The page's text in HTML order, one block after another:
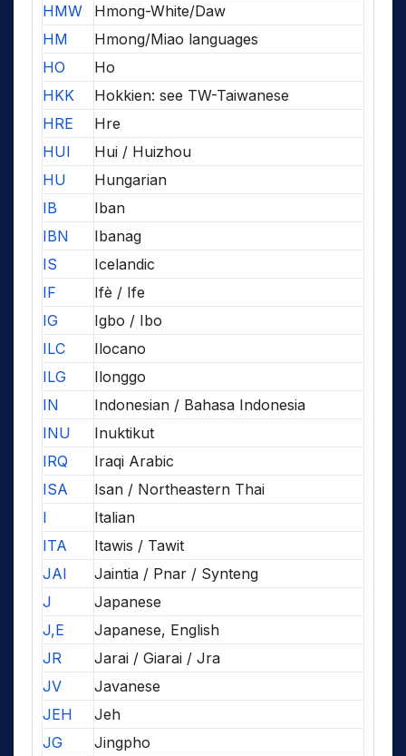
HMW
Hmong-White/Daw
HM
Hmong/Miao languages
HO
Ho
HKK
Hokkien: see TW-Taiwanese
HRE
Hre
HUI
Hui / Huizhou
HU
Hungarian
IB
Iban
IBN
Ibanag
IS
Icelandic
IF
Ifè / Ife
IG
Igbo / Ibo
ILC
Ilocano
ILG
Ilonggo
IN
Indonesian / Bahasa Indonesia
INU
Inuktikut
IRQ
Iraqi Arabic
ISA
Isan / Northeastern Thai
I
Italian
ITA
Itawis / Tawit
JAI
Jaintia / Pnar / Synteng
J
Japanese
J,E
Japanese, English
JR
Jarai / Giarai / Jra
JV
Javanese
JEH
Jeh
JG
Jingpho